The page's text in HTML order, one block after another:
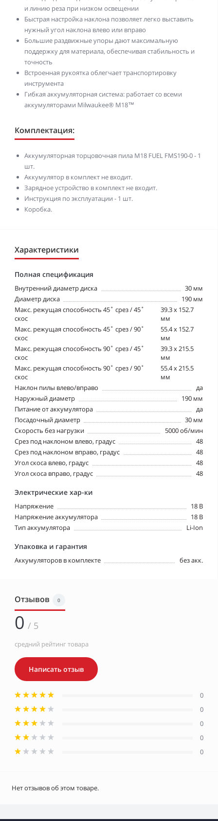
и линию реза при низком освещении
Быстрая настройка наклона позволяет легко выставить
нужный угол наклона влево или вправо
Большие раздвижные упоры дают максимальную
поддержку для материала, обеспечивая стабильность и
точность
Встроенная рукоятка облегчает транспортировку
инструмента
Гибкая аккумуляторная система: работает со всеми
аккумуляторами Milwaukee® M18™
Комплектация:
Аккумуляторная торцовочная пила M18 FUEL FMS190-0 - 1
шт.
Аккумулятор в комплект не входит.
Зарядное устройство в комплект не входит.
Инструкция по эксплуатации - 1 шт.
Коробка.
Характеристики
Полная спецификация
Внутренний диаметр диска
30 мм
Диаметр диска
190 мм
Макс. режущая способность 45˚ срез / 45˚
скос
39.3 x 152.7
мм
Макс. режущая способность 45˚ срез / 90˚
скос
55.4 x 152.7
мм
Макс. режущая способность 90˚ срез / 45˚
скос
39.3 x 215.5
мм
Макс. режущая способность 90˚ срез / 90˚
скос
55.4 x 215.5
мм
Наклон пилы влево/вправо
да
Наружный диаметр
190 мм
Питание от аккумулятора
да
Посадочный диаметр
30 мм
Скорость без нагрузки
5000 об/мин
Срез под наклоном влево, градус
48
Срез под наклоном вправо, градус
48
Угол скоса влево, градус
48
Угол скоса вправо, градус
48
Электрические хар-ки
Напряжение
18 В
Напряжение аккумулятора
18 В
Тип аккумулятора
Li-Ion
Упаковка и гарантия
Аккумуляторов в комплекте без акк.
Отзывов 0
0 / 5
средний рейтинг товара
Написать отзыв
0
0
0
0
0
Нет отзывов об этом товаре.